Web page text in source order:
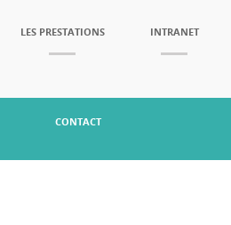
CONTACT
LES PRESTATIONS INTRANET